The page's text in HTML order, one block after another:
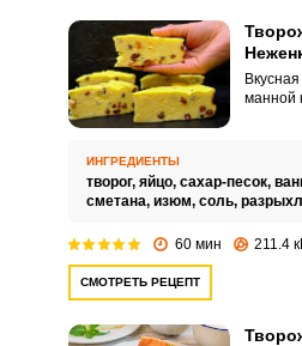
манной
ИНГРЕДИЕНТЫ
творог, яйцо, сахар-песок,
сметана, изюм, соль,
60 мин 211.4
СМОТРЕТЬ РЕЦЕПТ